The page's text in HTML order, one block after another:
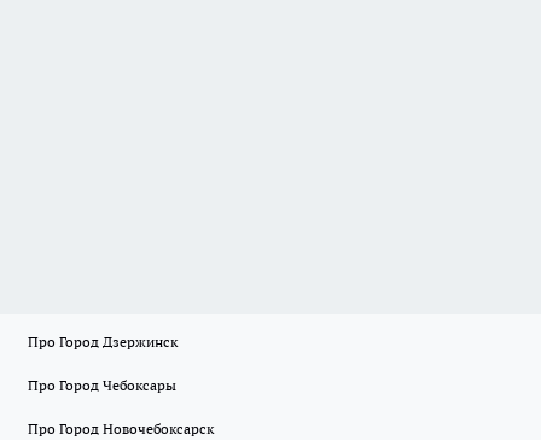
Про Город Дзержинск
Про Город Чебоксары
Про Город Новочебоксарск